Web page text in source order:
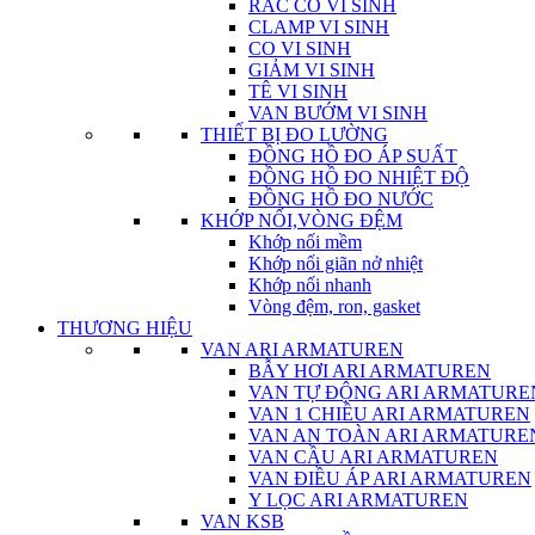
RẮC CO VI SINH
CLAMP VI SINH
CO VI SINH
GIẢM VI SINH
TÊ VI SINH
VAN BƯỚM VI SINH
THIẾT BỊ ĐO LƯỜNG
ĐỒNG HỒ ĐO ÁP SUẤT
ĐỒNG HỒ ĐO NHIỆT ĐỘ
ĐỒNG HỒ ĐO NƯỚC
KHỚP NỐI,VÒNG ĐỆM
Khớp nối mềm
Khớp nối giãn nở nhiệt
Khớp nối nhanh
Vòng đệm, ron, gasket
THƯƠNG HIỆU
VAN ARI ARMATUREN
BẪY HƠI ARI ARMATUREN
VAN TỰ ĐỘNG ARI
VAN 1 CHIỀU ARI ARMATUREN
VAN AN TOÀN ARI
VAN CẦU ARI ARMATUREN
VAN ĐIỀU ÁP ARI ARMATUREN
Y LỌC ARI ARMATUREN
VAN KSB